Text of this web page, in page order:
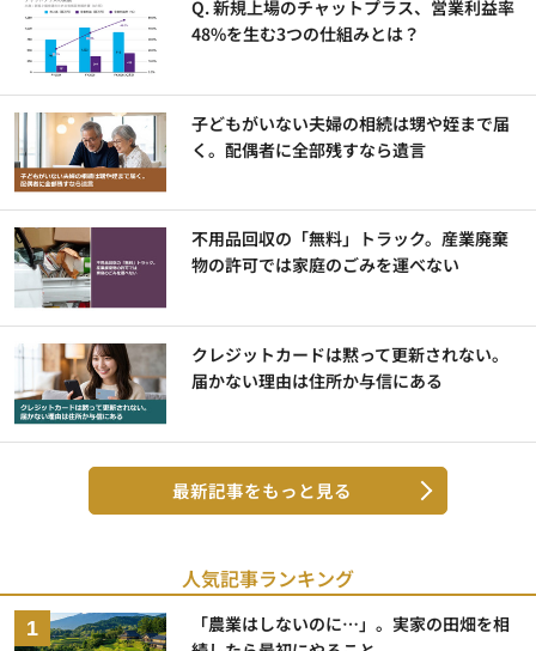
Q. 新規上場のチャットプラス、営業利益率
48%を生む3つの仕組みとは？
子どもがいない夫婦の相続は甥や姪まで届
く。配偶者に全部残すなら遺言
不用品回収の「無料」トラック。産業廃棄
物の許可では家庭のごみを運べない
クレジットカードは黙って更新されない。
届かない理由は住所か与信にある
最新記事をもっと見る
人気記事ランキング
「農業はしないのに…」。実家の田畑を相